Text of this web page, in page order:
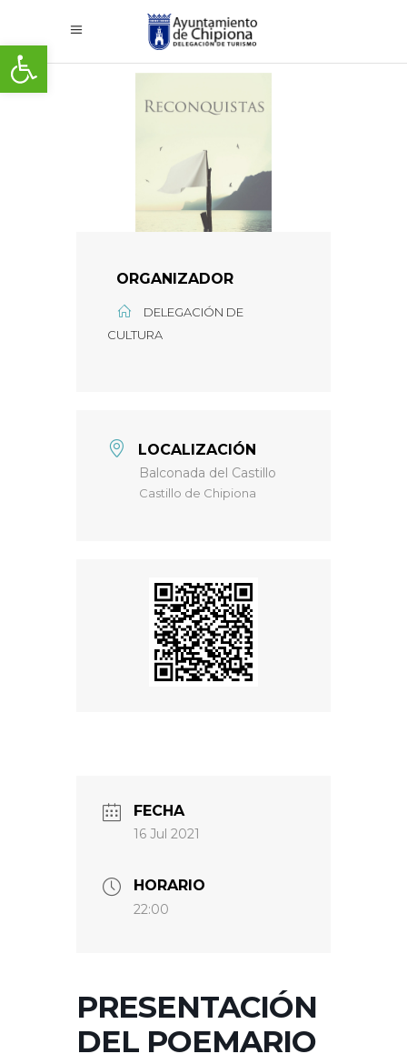
Abrir barra de herramientas
ORGANIZADOR
DELEGACIÓN DE
CULTURA
LOCALIZACIÓN
Balconada del Castillo
Castillo de Chipiona
FECHA
16 Jul 2021
HORARIO
22:00
PRESENTACIÓN
DEL POEMARIO